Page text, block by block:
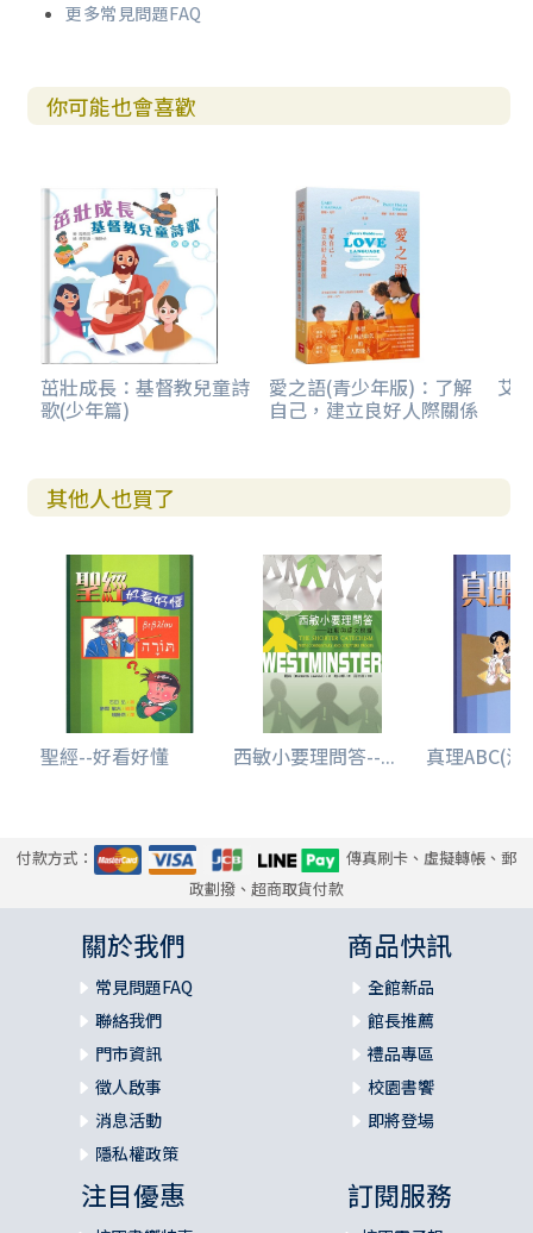
更多常見問題FAQ
你可能也會喜歡
茁壯成長：基督教兒童詩
歌(少年篇)
愛之語(青少年版)：了解
自己，建立良好人際關係
艾
其他人也買了
聖經--好看好懂 西敏小要理問答--... 真理ABC(漫
付款方式：
傳真刷卡、虛擬轉帳、郵
政劃撥、超商取貨付款
關於我們
常見問題FAQ
聯絡我們
門市資訊
徵人啟事
消息活動
隱私權政策
商品快訊
全館新品
館長推薦
禮品專區
校園書饗
即將登場
注目優惠 訂閱服務